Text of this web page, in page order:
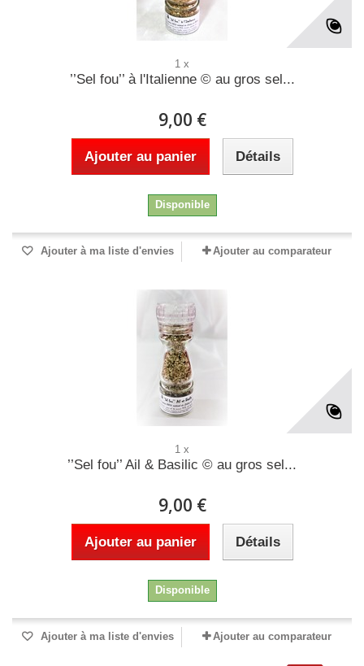
1 x
’’Sel fou’’ à l'Italienne © au gros sel...
9,00 €
Ajouter au panier Détails
Disponible
Ajouter à ma liste d'envies Ajouter au comparateur
1 x
’’Sel fou’’ Ail & Basilic © au gros sel...
9,00 €
Ajouter au panier Détails
Disponible
Ajouter à ma liste d'envies Ajouter au comparateur